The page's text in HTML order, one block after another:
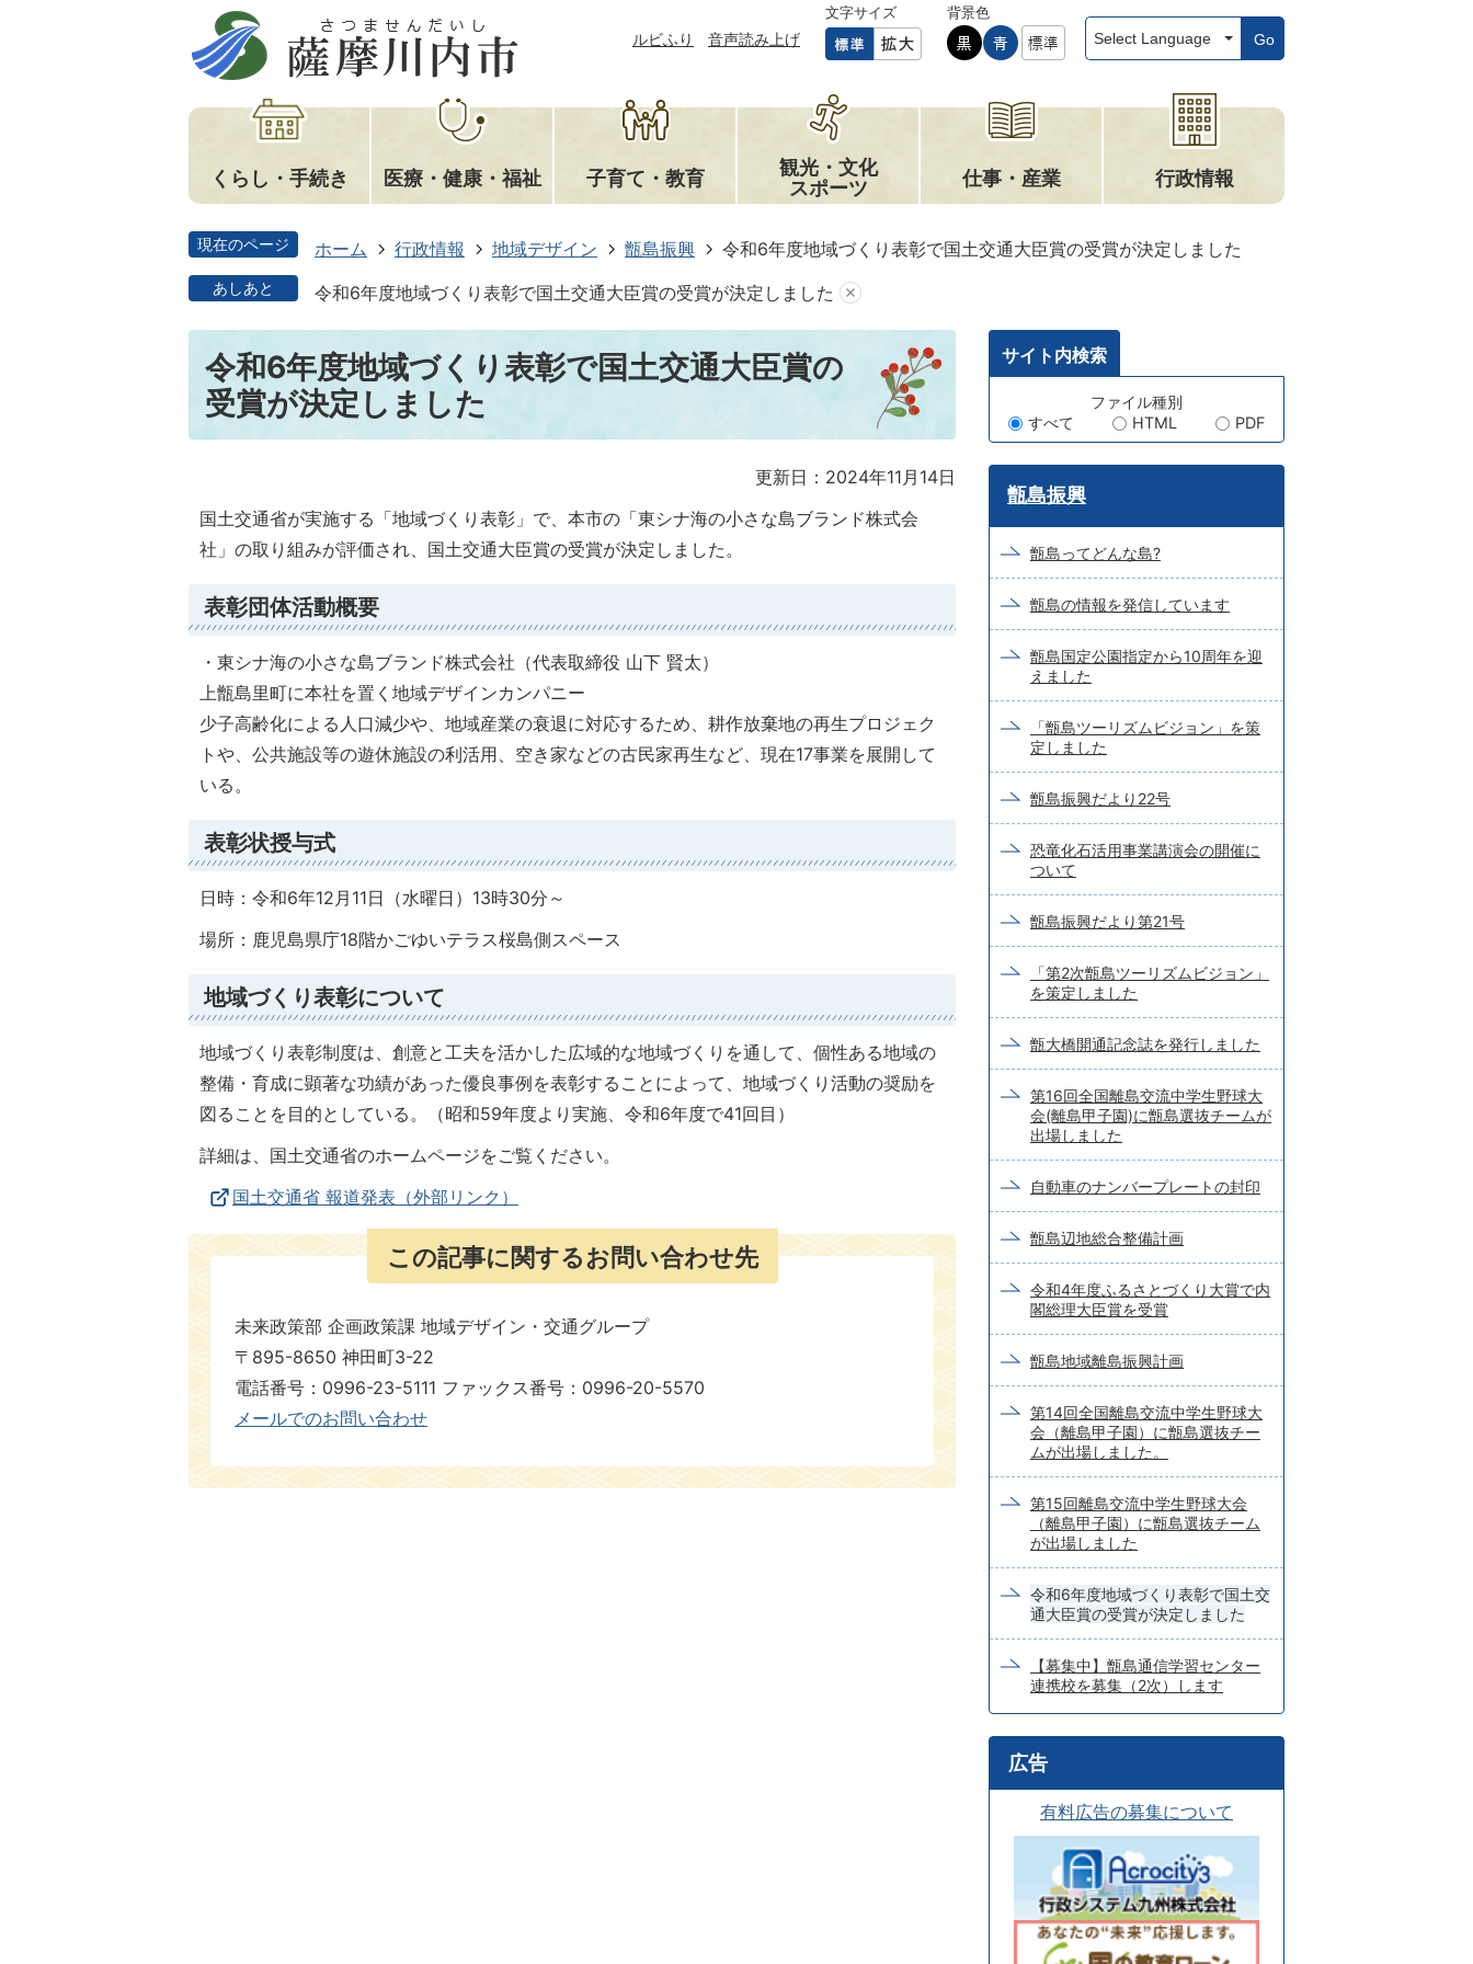
ルビふり 音声読み上げ
文字サイズ
背景色
Go
くらし・手続き 医療・健康・福祉 子育て・教育
観光・文化
スポーツ
仕事・産業 行政情報
現在のページ ホーム 行政情報 地域デザイン 甑島振興 令和6年度地域づくり表彰で国土交通大臣賞の受賞が決定しました
あしあと 令和6年度地域づくり表彰で国土交通大臣賞の受賞が決定しました
令和6年度地域づくり表彰で国土交通大臣賞の
受賞が決定しました
更新日：2024年11月14日
国土交通省が実施する「地域づくり表彰」で、本市の「東シナ海の小さな島ブランド株式会
社」の取り組みが評価され、国土交通大臣賞の受賞が決定しました。
表彰団体活動概要
・東シナ海の小さな島ブランド株式会社（代表取締役 山下 賢太）
上甑島里町に本社を置く地域デザインカンパニー
少子高齢化による人口減少や、地域産業の衰退に対応するため、耕作放棄地の再生プロジェク
トや、公共施設等の遊休施設の利活用、空き家などの古民家再生など、現在17事業を展開して
いる。
表彰状授与式
日時：令和6年12月11日（水曜日）13時30分～
場所：鹿児島県庁18階かごゆいテラス桜島側スペース
地域づくり表彰について
地域づくり表彰制度は、創意と工夫を活かした広域的な地域づくりを通して、個性ある地域の
整備・育成に顕著な功績があった優良事例を表彰することによって、地域づくり活動の奨励を
図ることを目的としている。（昭和59年度より実施、令和6年度で41回目）
詳細は、国土交通省のホームページをご覧ください。
国土交通省 報道発表（外部リンク）
この記事に関するお問い合わせ先
未来政策部 企画政策課 地域デザイン・交通グループ
〒895-8650 神田町3-22
電話番号：0996-23-5111 ファックス番号：0996-20-5570
​​​​​​​メールでのお問い合わせ
サイト内検索
ー
ワ
ー
ド
検
索
ファイル種別
すべて
HTML PDF
甑島振興
甑島ってどんな島?
甑島の情報を発信しています
甑島国定公園指定から10周年を迎
えました
「甑島ツーリズムビジョン」を策
定しました
甑島振興だより22号
恐竜化石活用事業講演会の開催に
ついて
甑島振興だより第21号
「第2次甑島ツーリズムビジョン」
を策定しました
甑大橋開通記念誌を発行しました
第16回全国離島交流中学生野球大
会(離島甲子園)に甑島選抜チームが
出場しました
自動車のナンバープレートの封印
甑島辺地総合整備計画
令和4年度ふるさとづくり大賞で内
閣総理大臣賞を受賞
甑島地域離島振興計画
第14回全国離島交流中学生野球大
会（離島甲子園）に甑島選抜チー
ムが出場しました。
第15回離島交流中学生野球大会
（離島甲子園）に甑島選抜チーム
が出場しました
令和6年度地域づくり表彰で国土交
通大臣賞の受賞が決定しました
【募集中】甑島通信学習センター
連携校を募集（2次）します
広告
有料広告の募集について